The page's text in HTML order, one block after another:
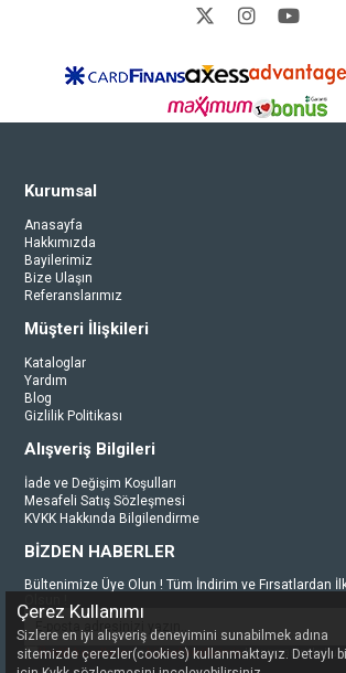
Kurumsal
Anasayfa
Hakkımızda
Bayilerimiz
Bize Ulaşın
Referanslarımız
Müşteri İlişkileri
Kataloglar
Yardım
Blog
Gizlilik Politikası
Alışveriş Bilgileri
İade ve Değişim Koşulları
Mesafeli Satış Sözleşmesi
KVKK Hakkında Bilgilendirme
BİZDEN HABERLER
Bültenimize Üye Olun ! Tüm İndirim ve Fırsatlardan
Üyelik koşullarınıvekişisel verileriminkorunmasını kabul
Çerez Kullanımı
Sizlere en iyi alışveriş deneyimini sunabilmek adına
sitemizde çerezler(cookies) kullanmaktayız. Detaylı